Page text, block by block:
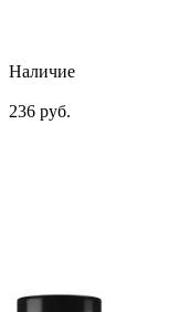
Наличие
236 руб.